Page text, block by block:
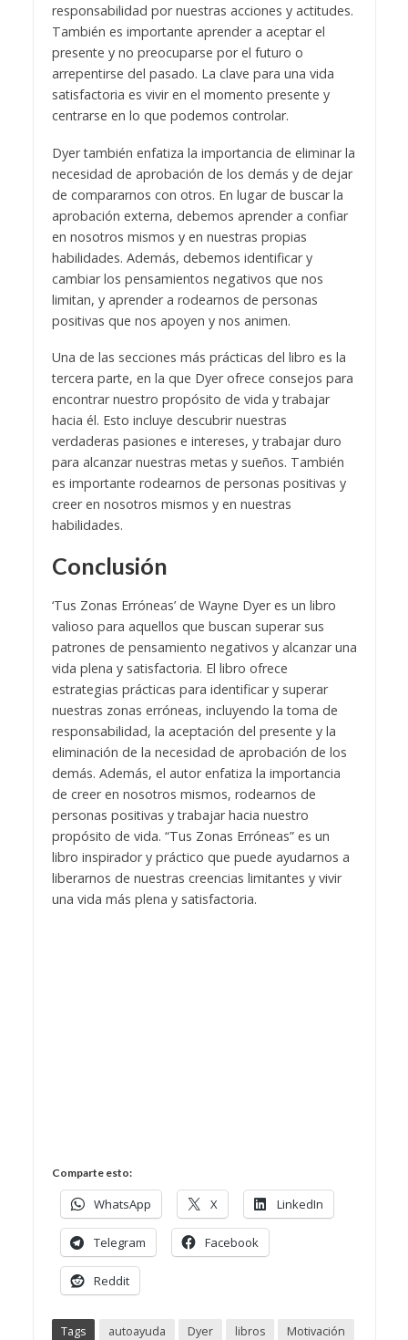
responsabilidad por nuestras acciones y actitudes.
También es importante aprender a aceptar el
presente y no preocuparse por el futuro o
arrepentirse del pasado. La clave para una vida
satisfactoria es vivir en el momento presente y
centrarse en lo que podemos controlar.
Dyer también enfatiza la importancia de eliminar la
necesidad de aprobación de los demás y de dejar
de compararnos con otros. En lugar de buscar la
aprobación externa, debemos aprender a confiar
en nosotros mismos y en nuestras propias
habilidades. Además, debemos identificar y
cambiar los pensamientos negativos que nos
limitan, y aprender a rodearnos de personas
positivas que nos apoyen y nos animen.
Una de las secciones más prácticas del libro es la
tercera parte, en la que Dyer ofrece consejos para
encontrar nuestro propósito de vida y trabajar
hacia él. Esto incluye descubrir nuestras
verdaderas pasiones e intereses, y trabajar duro
para alcanzar nuestras metas y sueños. También
es importante rodearnos de personas positivas y
creer en nosotros mismos y en nuestras
habilidades.
Conclusión
‘Tus Zonas Erróneas’ de Wayne Dyer es un libro
valioso para aquellos que buscan superar sus
patrones de pensamiento negativos y alcanzar una
vida plena y satisfactoria. El libro ofrece
estrategias prácticas para identificar y superar
nuestras zonas erróneas, incluyendo la toma de
responsabilidad, la aceptación del presente y la
eliminación de la necesidad de aprobación de los
demás. Además, el autor enfatiza la importancia
de creer en nosotros mismos, rodearnos de
personas positivas y trabajar hacia nuestro
propósito de vida. “Tus Zonas Erróneas” es un
libro inspirador y práctico que puede ayudarnos a
liberarnos de nuestras creencias limitantes y vivir
una vida más plena y satisfactoria.
Comparte esto:
WhatsApp X LinkedIn
Telegram Facebook
Reddit
Tags autoayuda Dyer libros
Motivación